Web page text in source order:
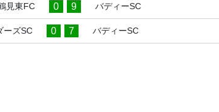
見東FC 0 9 バディーSC
ーズSC 0 7 バディーSC